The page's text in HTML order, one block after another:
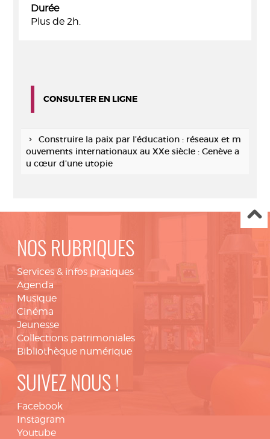
Durée
Plus de 2h.
CONSULTER EN LIGNE
Construire la paix par l’éducation : réseaux et m
ouvements internationaux au XXe siècle : Genève a
u cœur d’une utopie
NOS RUBRIQUES
Services & infos pratiques
Agenda
Musique
Cinéma
Jeunesse
Collections patrimoniales
Bibliothèque numérique
SUIVEZ NOUS !
Facebook
Instagram
Youtube